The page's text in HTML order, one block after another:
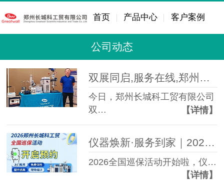
首页 产品中心 客户案例
公司动态
今日，郑州长城科工贸有限公司
双…
【详情】
仪器焕新·服务到家｜2026郑州长城科工贸全国巡保活动正式开启预约！
2026全国巡保活动开始啦，仪…
【详情】